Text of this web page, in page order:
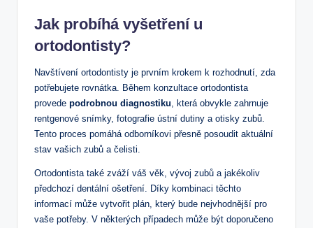
Jak probíhá vyšetření u
ortodontisty?
Navštívení ortodontisty je prvním krokem k rozhodnutí, zda
potřebujete rovnátka. Během konzultace ortodontista
provede podrobnou diagnostiku, která obvykle zahrnuje
rentgenové snímky, fotografie ústní dutiny a otisky zubů.
Tento proces pomáhá odborníkovi přesně posoudit aktuální
stav vašich zubů a čelisti.
Ortodontista také zváží váš věk, vývoj zubů a jakékoliv
předchozí dentální ošetření. Díky kombinaci těchto
informací může vytvořit plán, který bude nejvhodnější pro
vaše potřeby. V některých případech může být doporučeno